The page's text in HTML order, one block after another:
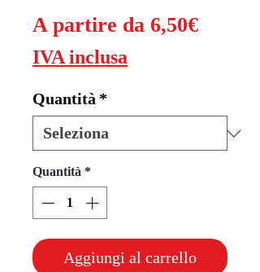
A partire da 6,50€Prezzo
IVA inclusa
Quantità *
Quantità *
Aggiungi al carrello